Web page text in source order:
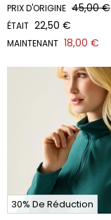
PRIX D'ORIGINE 45,00 €
ÉTAIT 22,50 €
MAINTENANT 18,00 €
30% De Réduction